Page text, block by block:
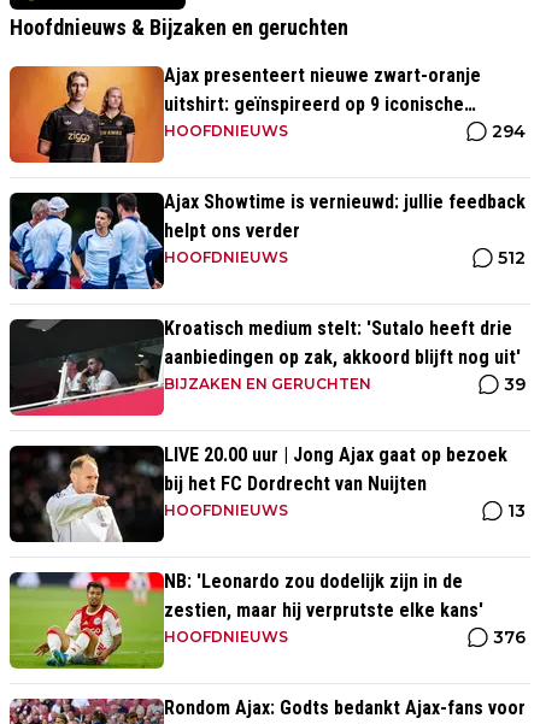
Hoofdnieuws & Bijzaken en geruchten
Ajax presenteert nieuwe zwart-oranje
uitshirt: geïnspireerd op 9 iconische
momenten uit clubhistorie
HOOFDNIEUWS 294
Ajax Showtime is vernieuwd: jullie feedback
helpt ons verder
HOOFDNIEUWS 512
Kroatisch medium stelt: 'Sutalo heeft drie
aanbiedingen op zak, akkoord blijft nog uit'
BIJZAKEN EN GERUCHTEN 39
LIVE 20.00 uur | Jong Ajax gaat op bezoek
bij het FC Dordrecht van Nuijten
HOOFDNIEUWS 13
NB: 'Leonardo zou dodelijk zijn in de
zestien, maar hij verprutste elke kans'
HOOFDNIEUWS 376
Rondom Ajax: Godts bedankt Ajax-fans voor